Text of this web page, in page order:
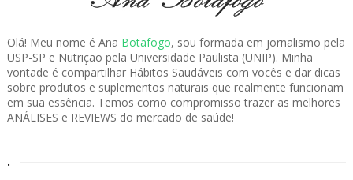
Olá! Meu nome é Ana Botafogo, sou formada em jornalismo pela
USP-SP e Nutrição pela Universidade Paulista (UNIP). Minha
vontade é compartilhar Hábitos Saudáveis com vocês e dar dicas
sobre produtos e suplementos naturais que realmente funcionam
em sua essência. Temos como compromisso trazer as melhores
ANÁLISES e REVIEWS do mercado de saúde!
.